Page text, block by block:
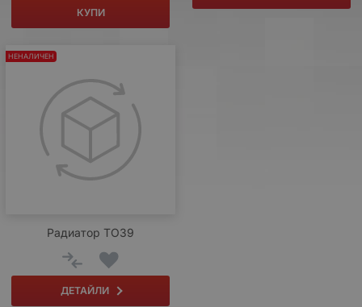
КУПИ
Радиатор TO39
ДЕТАЙЛИ
НЕНАЛИЧЕН